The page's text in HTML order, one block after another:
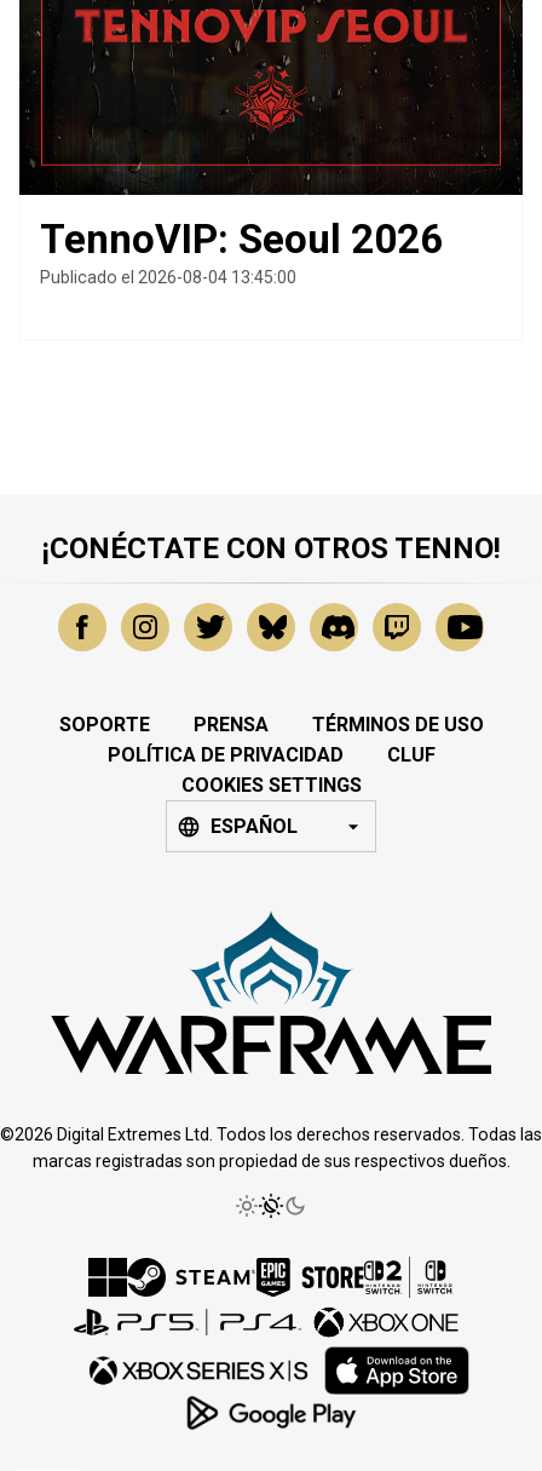
TennoVIP: Seoul 2026
Publicado el 2026-08-04 13:45:00
¡CONÉCTATE CON OTROS TENNO!
SOPORTE PRENSA
TÉRMINOS DE USO
POLÍTICA DE PRIVACIDAD
CLUF
COOKIES SETTINGS
ESPAÑOL
©2026 Digital Extremes Ltd. Todos los derechos reservados. Todas las
marcas registradas son propiedad de sus respectivos dueños.